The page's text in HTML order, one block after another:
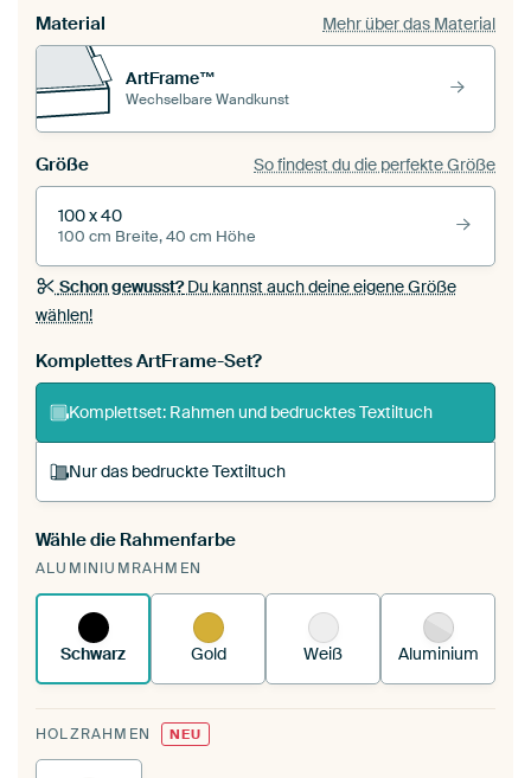
Material Mehr über das Material
ArtFrame™
Wechselbare Wandkunst
Größe So findest du die perfekte Größe
100 x 40
100 cm Breite, 40 cm Höhe
Schon gewusst?Du kannst auch deine eigene Größe
wählen!
Komplettes ArtFrame-Set?
Komplettset: Rahmen und bedrucktes Textiltuch
Nur das bedruckte Textiltuch
Du spannst einen wechselbaren Textiltuch in
deinen vorhandenen ArtFrame™.
funktioniert es.
Wähle die Rahmenfarbe
ALUMINIUMRAHMEN
Schwarz Gold Weiß Aluminium
HOLZRAHMEN NEU